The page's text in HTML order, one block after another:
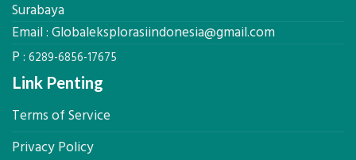
Akurat
Surabaya
Email : Globaleksplorasiindonesia@gmail.com
P : 6289-6856-17675
Link Penting
Terms of Service
Privacy Policy